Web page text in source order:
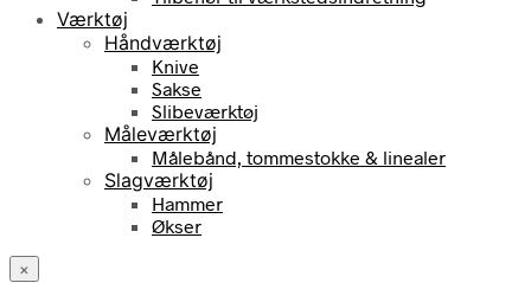
Værktøj
Håndværktøj
Knive
Sakse
Slibeværktøj
Måleværktøj
Målebånd, tommestokke & linealer
Slagværktøj
Hammer
Økser
×